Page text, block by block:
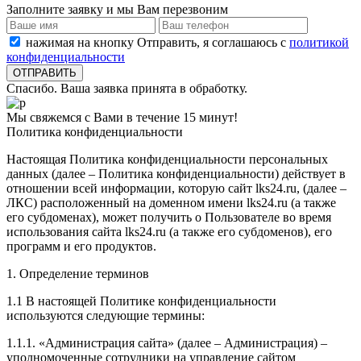
Заполните заявку и мы Вам перезвоним
нажимая на кнопку Отправить, я соглашаюсь с политикой
конфиденциальности
Спасибо. Ваша заявка принята в обработку.
Мы свяжемся с Вами в течение 15 минут!
Политика конфиденциальности
Настоящая Политика конфиденциальности персональных
данных (далее – Политика конфиденциальности) действует в
отношении всей информации, которую сайт lks24.ru, (далее –
ЛКС) расположенный на доменном имени lks24.ru (а также
его субдоменах), может получить о Пользователе во время
использования сайта lks24.ru (а также его субдоменов), его
программ и его продуктов.
1. Определение терминов
1.1 В настоящей Политике конфиденциальности
используются следующие термины:
1.1.1. «Администрация сайта» (далее – Администрация) –
уполномоченные сотрудники на управление сайтом